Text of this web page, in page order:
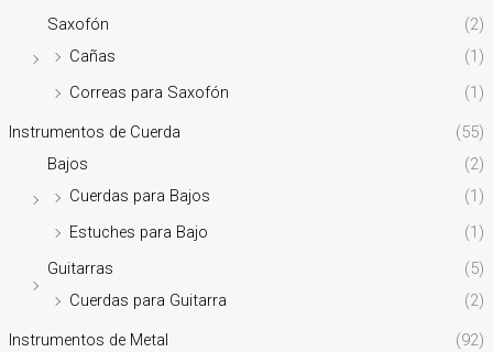
Saxofón
(2)
Cañas
(1)
Correas para Saxofón
(1)
Instrumentos de Cuerda
(55)
Bajos
(2)
Cuerdas para Bajos
(1)
Estuches para Bajo
(1)
Guitarras
(5)
Cuerdas para Guitarra
(2)
Instrumentos de Metal
(92)